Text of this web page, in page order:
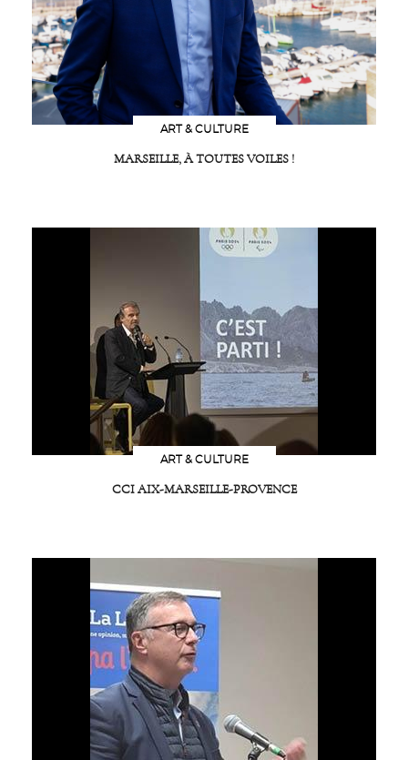
ART & CULTURE
MARSEILLE, À TOUTES VOILES !
ART & CULTURE
CCI AIX-MARSEILLE-PROVENCE